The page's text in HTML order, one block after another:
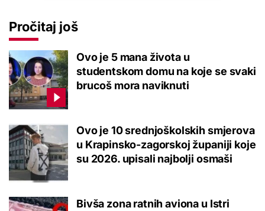
Pročitaj još
Ovo je 5 mana života u
studentskom domu na koje se svaki
brucoš mora naviknuti
Ovo je 10 srednjoškolskih smjerova
u Krapinsko-zagorskoj županiji koje
su 2026. upisali najbolji osmaši
Bivša zona ratnih aviona u Istri